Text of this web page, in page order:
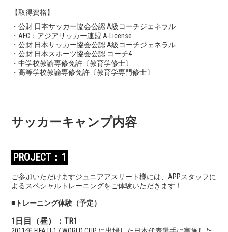
【取得資格】
・公財 日本サッカー協会公認 A級コーチジェネラル
・AFC：アジアサッカー連盟 A-License
・公財 日本サッカー協会公認 A級コーチジェネラル
・公財 日本スポーツ協会公認 コーチ4
・中学校教諭専修免許〔教育学修士〕
・高等学校教諭専修免許〔教育学専門修士〕
サッカーキャンプ内容
PROJECT：1
ご参加いただけますジュニアアスリート様には、APPスタッフに
よるスペシャルトレーニングをご体験いただきます！
■トレーニング体験（予定）
1日目（昼）：TR1